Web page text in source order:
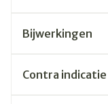
Bijwerkingen
Contra indicatie